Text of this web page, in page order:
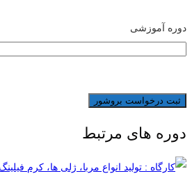
دوره آموزشی
دوره های مرتبط